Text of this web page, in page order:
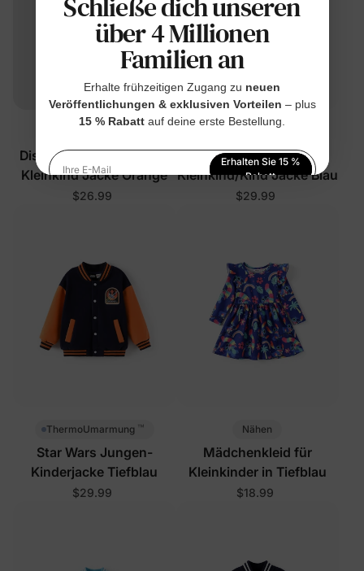
Disney Moana Mädchen
Kleinkind Jacke Orange
$26.99
Disney Stitch Jungen
Kleinkind/Kind Jacke Blau
$29.99
ThermoUmarmung ™
Star Wars Jungen-
Kinderjacke Tiefblau
$29.99
Nähen
Mädchenkleid für
Kleinkinder in Tiefblau
$18.99
Schließe dich unseren
über 4 Millionen
Familien an
Erhalte frühzeitigen Zugang zu neuen
Veröffentlichungen & exklusiven Vorteilen – plus
15 % Rabatt auf deine erste Bestellung.
Ihre E-Mail
Erhalten Sie 15 %
Rabatt